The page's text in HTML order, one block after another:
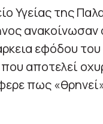
Υγείας της
ανακοίνωσαν
εφόδου του
αποτελεί
πως